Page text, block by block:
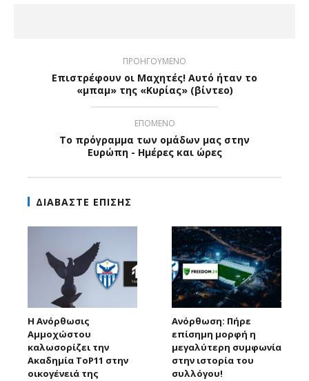
ΠΡΟΗΓΟΥΜΕΝΟ
Επιστρέφουν οι Μαχητές! Αυτό ήταν το
«μπαμ» της «Κυρίας» (βίντεο)
ΕΠΟΜΕΝΟ
Το πρόγραμμα των ομάδων μας στην
Ευρώπη - Ημέρες και ώρες
ΔΙΑΒΑΣΤΕ ΕΠΙΣΗΣ
Η Ανόρθωσις
Αμμοχώστου
καλωσορίζει την
Ακαδημία ToP11 στην
οικογένειά της
Ανόρθωση: Πήρε
επίσημη μορφή η
μεγαλύτερη συμφωνία
στην ιστορία του
συλλόγου!